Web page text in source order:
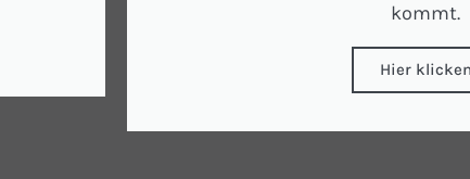
kommt.
Hier klicken